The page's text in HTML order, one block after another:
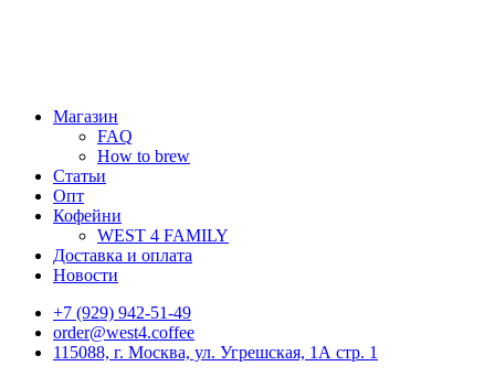
Магазин
FAQ
How to brew
Статьи
Опт
Кофейни
WEST 4 FAMILY
Доставка и оплата
Новости
+7 (929) 942-51-49
order@west4.coffee
115088, г. Москва, ул. Угрешская, 1А стр. 1